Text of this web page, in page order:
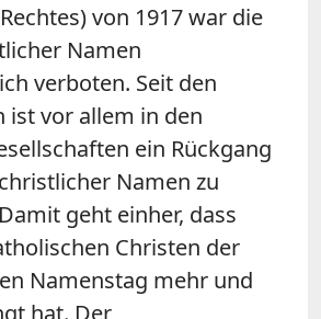
von 1917 war die
Namen
verboten. Seit den
ist vor allem in den
ein Rückgang
Namen zu
geht einher, dass
Christen der
Namenstag mehr und
hat. Der